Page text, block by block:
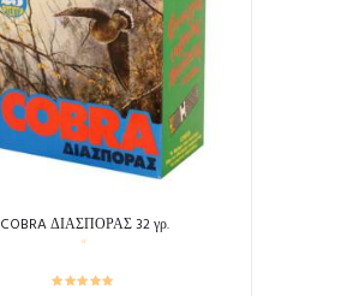
COBRA ΔΙΑΣΠΟΡΑΣ 32 γρ.